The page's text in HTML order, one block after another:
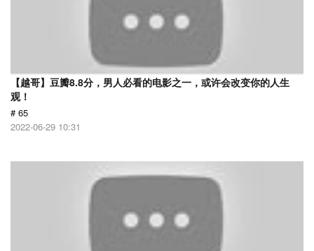
【越哥】豆瓣8.8分，男人必看的电影之一，或许会改变你的人生
观！
# 65
2022-06-29 10:31